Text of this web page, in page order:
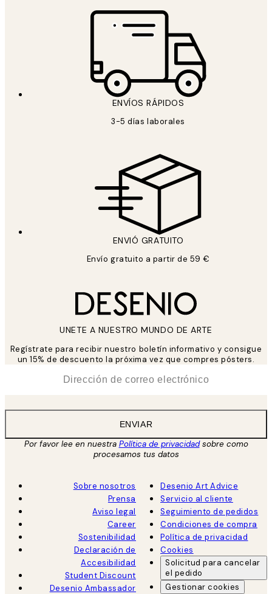
ENVÍOS RÁPIDOS
3-5 días laborales
ENVIÓ GRATUITO
Envío gratuito a partir de 59 €
UNETE A NUESTRO MUNDO DE ARTE
Regístrate para recibir nuestro boletín informativo y consigue
un 15% de descuento la próxima vez que compres pósters.
ENVIAR
Por favor lee en nuestra Política de privacidadsobre como
procesamos tus datos
Sobre nosotros
Prensa
Aviso legal
Career
Sostenibilidad
Declaración de
Accesibilidad
Student Discount
Desenio Ambassador
Desenio Art Advice
Servicio al cliente
Seguimiento de pedidos
Condiciones de compra
Política de privacidad
Cookies
Solicitud para cancelar
el pedido
Gestionar cookies